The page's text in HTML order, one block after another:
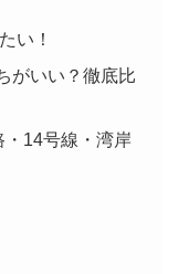
い！
がいい？徹底比
・14号線・湾岸